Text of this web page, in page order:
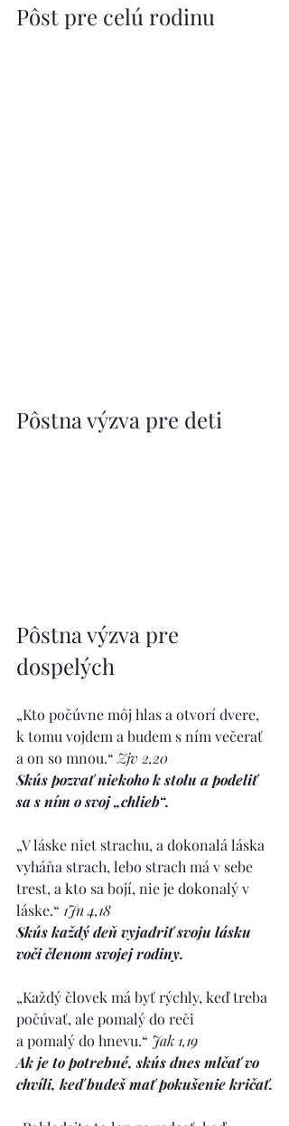
Pôst pre celú rodinu
Pôstna výzva pre deti
Pôstna výzva pre
dospelých
„Kto počúvne môj hlas a otvorí dvere,
k tomu vojdem a budem s ním večerať
a on so mnou.“ Zjv 2,20
Skús pozvať niekoho k stolu a podeliť
sa s ním o svoj „chlieb“.
„V láske niet strachu, a dokonalá láska
vyháňa strach, lebo strach má v sebe
trest, a kto sa bojí, nie je dokonalý v
láske.“ 1Jn 4,18
Skús každý deň vyjadriť svoju lásku
voči členom svojej rodiny.
„Každý človek má byť rýchly, keď treba
počúvať, ale pomalý do reči
a pomalý do hnevu.“ Jak 1,19
Ak je to potrebné, skús dnes mlčať vo
chvíli, keď budeš mať pokušenie kričať.